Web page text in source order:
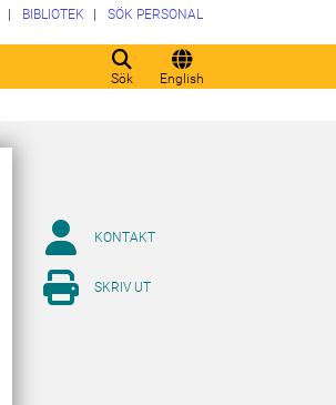
Sök English
BIBLIOTEK SÖK PERSONAL
KONTAKT
SKRIV UT